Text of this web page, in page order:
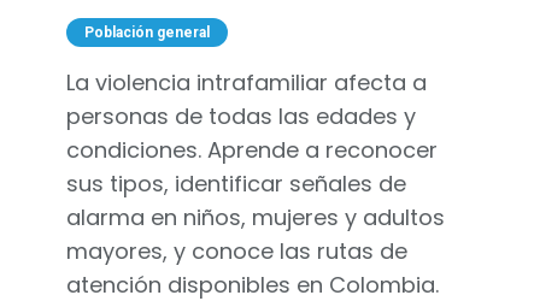
Población general
La violencia intrafamiliar afecta a
personas de todas las edades y
condiciones. Aprende a reconocer
sus tipos, identificar señales de
alarma en niños, mujeres y adultos
mayores, y conoce las rutas de
atención disponibles en Colombia.